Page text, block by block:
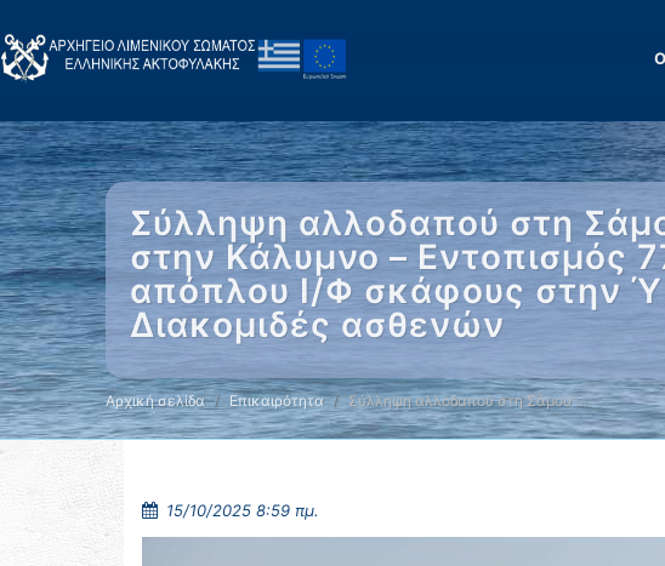
Σύλληψη αλλοδαπού στη
στην Κάλυμνο – Εντοπισμός
απόπλου Ι/Φ σκάφους στην
Διακομιδές ασθενών
Αρχική σελίδα Επικαιρότητα Σύλληψη αλλοδαπού στη Σάμου …
15/10/2025 8:59 πμ.